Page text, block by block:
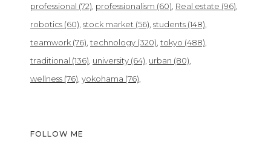
professional (72) professionalism (60) Real estate (96)
robotics (60) stock market (56) students (148)
teamwork (76) technology (320) tokyo (488)
traditional (136) university (64) urban (80)
wellness (76) yokohama (76)
FOLLOW ME